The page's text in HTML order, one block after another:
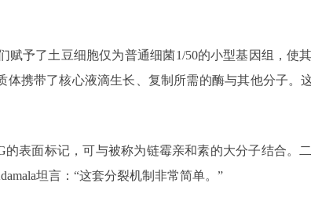
予了土豆细胞仅为普通细菌1/50的小型基因组，使
携带了核心液滴生长、复制所需的酶与其他分子。
表面标记，可与被称为链霉亲和素的大分子结合。
坦言：“这套分裂机制非常简单。”